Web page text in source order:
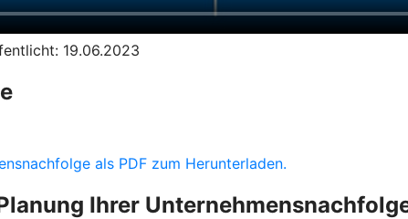
19.06.2023
als PDF zum Herunterladen.
Ihrer